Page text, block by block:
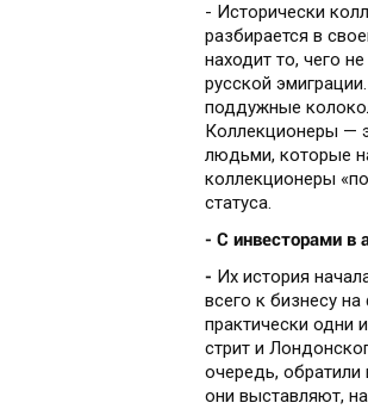
- Исторически
разбирается в
находит то, чего
русской
поддужные
Коллекционеры —
людьми, которые
коллекционеры
статуса.
- С инвесторами в
- Их история
всего к бизнесу
практически одни
стрит и
очередь,
они выставляют,